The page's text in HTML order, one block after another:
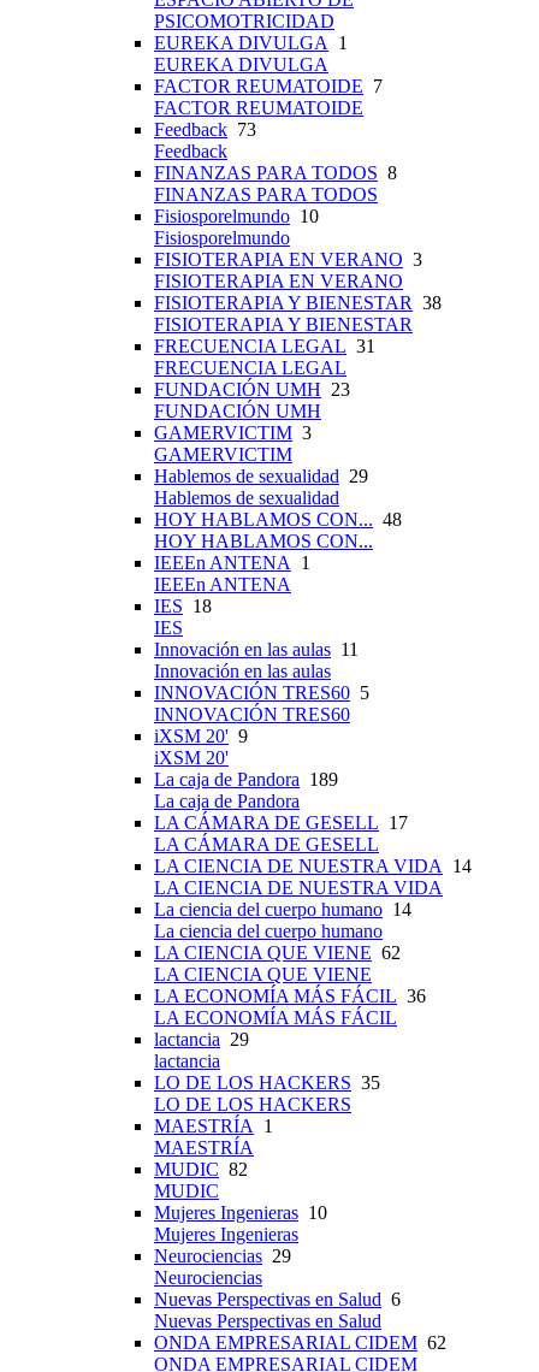
PSICOMOTRICIDAD
EUREKA DIVULGA
1
EUREKA DIVULGA
FACTOR REUMATOIDE 7
FACTOR REUMATOIDE
Feedback 73
Feedback
FINANZAS PARA TODOS 8
FINANZAS PARA TODOS
Fisiosporelmundo 10
Fisiosporelmundo
FISIOTERAPIA EN VERANO 3
FISIOTERAPIA EN VERANO
FISIOTERAPIA Y BIENESTAR 38
FISIOTERAPIA Y BIENESTAR
FRECUENCIA LEGAL 31
FRECUENCIA LEGAL
FUNDACIÓN UMH 23
FUNDACIÓN UMH
GAMERVICTIM 3
GAMERVICTIM
Hablemos de sexualidad 29
Hablemos de sexualidad
HOY HABLAMOS CON... 48
HOY HABLAMOS CON...
IEEEn ANTENA
1
IEEEn ANTENA
IES 18
IES
Innovación en las aulas 11
Innovación en las aulas
INNOVACIÓN TRES60 5
INNOVACIÓN TRES60
iXSM 20' 9
iXSM 20'
La caja de Pandora 189
La caja de Pandora
LA CÁMARA DE GESELL 17
LA CÁMARA DE GESELL
LA CIENCIA DE NUESTRA VIDA
14
LA CIENCIA DE NUESTRA VIDA
La ciencia del cuerpo humano 14
La ciencia del cuerpo humano
LA CIENCIA QUE VIENE 62
LA CIENCIA QUE VIENE
LA ECONOMÍA MÁS FÁCIL 36
LA ECONOMÍA MÁS FÁCIL
lactancia 29
lactancia
LO DE LOS HACKERS 35
LO DE LOS HACKERS
MAESTRÍA
1
MAESTRÍA
MUDIC 82
MUDIC
Mujeres Ingenieras 10
Mujeres Ingenieras
Neurociencias 29
Neurociencias
Nuevas Perspectivas en Salud 6
Nuevas Perspectivas en Salud
ONDA EMPRESARIAL CIDEM 62
ONDA EMPRESARIAL CIDEM